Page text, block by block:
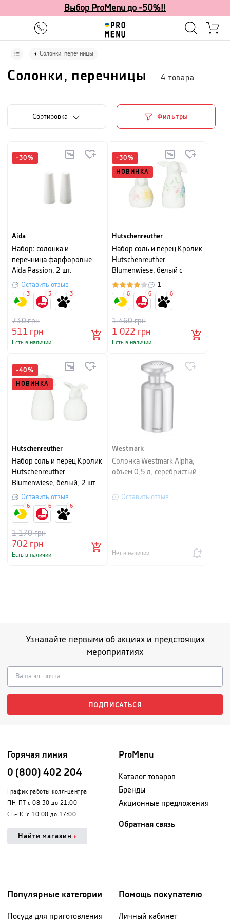
Выбор ProMenu до -50%!!
Солонки, перечницы
Солонки, перечницы 4 товара
Cортировка Фильтры
-30 %
Aida
Набор: солонка и
перечница фарфоровые
Aida Passion, 2 шт.
Оставить отзыв
511грн
730грн
Есть в наличии
3 3 3
-30 %
НОВИНКА
Hutschenreuther
Набор соль и перец Кролик
Hutschenreuther
Blumenwiese, белый с
рисунком, 2 шт1
1 022 грн
1 460грн
Есть в наличии
6 6 6
-40 %
НОВИНКА
Hutschenreuther
Набор соль и перец Кролик
Hutschenreuther
Blumenwiese, белый, 2 шт
Оставить отзыв
702 грн
1 170грн
Есть в наличии
6 6 6
Westmark
Солонка Westmark Alpha,
объем 0,5 л, серебристый
Оставить отзыв
Нет в наличии
Узнавайте первыми об акциях и предстоящих
мероприятиях
ПОДПИСАТЬСЯ
Горячая линия
0 (800) 402 204
График работы колл-центра
ПН-ПТ с 08:30 до 21:00
СБ-ВС с 10:00 до 17:00
Найти магазин
ProMenu
Каталог товаров
Бренды
Акционные предложения
Обратная связь
Популярные категории
Посуда для приготовления
Помощь покупателю
Личный кабинет